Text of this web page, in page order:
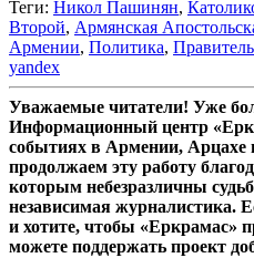
Теги: Никол Пашинян,
Второй, Армянская
Армении, Политика,
yandex
Уважаемые читатели! Уже
Информационный центр
событиях в Армении,
продолжаем эту работу
которым небезразличны
независимая журналистика.
и хотите, чтобы «Еркрамас»
можете поддержать проект